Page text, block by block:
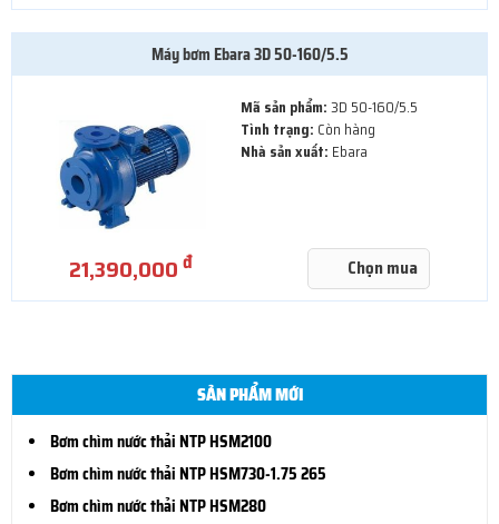
Máy bơm Ebara 3D 50-160/5.5
Mã sản phẩm:3D 50-160/5.5
Tình trạng: Còn hàng
Nhà sản xuất: Ebara
21,390,000đ Chọn mua
SẢN PHẨM MỚI
Bơm chìm nước thải NTP HSM2100
Bơm chìm nước thải NTP HSM730-1.75 265
Bơm chìm nước thải NTP HSM280